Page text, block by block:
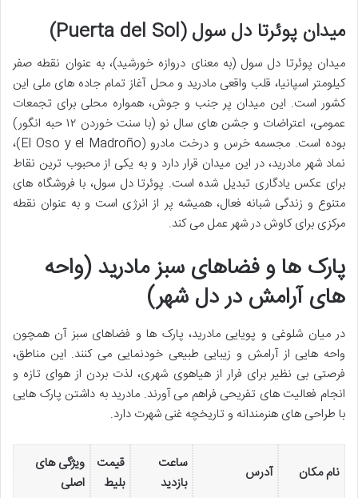
میدان پوئرتا دل سول (Puerta del Sol)
میدان پوئرتا دل سول (به معنای دروازه خورشید)، به عنوان نقطه صفر
کیلومتر اسپانیا، قلب واقعی مادرید و محل آغاز تمام جاده های ملی این
کشور است. این میدان پر جنب و جوش، همواره محلی برای تجمعات
عمومی، اعتراضات و جشن های سال نو (با سنت خوردن ۱۲ حبه انگور)
بوده است. مجسمه خرس و درخت مادرو (El Oso y el Madroño)،
نماد شهر مادرید، در این میدان قرار دارد و به یکی از محبوب ترین نقاط
برای عکس یادگاری تبدیل شده است. پوئرتا دل سول، با فروشگاه های
متنوع و زندگی شبانه فعال، همیشه پر از انرژی است و به عنوان نقطه
مرکزی برای کاوش در شهر عمل می کند.
پارک ها و فضاهای سبز مادرید (واحه
های آرامش در دل شهر)
در میان شلوغی و پویایی مادرید، پارک ها و فضاهای سبز آن همچون
واحه هایی از آرامش و زیبایی طبیعی خودنمایی می کنند. این مناطق،
فرصتی بی نظیر برای فرار از هیاهوی شهری، لذت بردن از هوای تازه و
انجام فعالیت های تفریحی فراهم می آورند. مادرید به داشتن پارک هایی
با طراحی های هنرمندانه و تاریخچه غنی شهرت دارد.
نام مکان آدرس
ساعت
بازدید
قیمت
بلیط
ویژگی های
اصلی